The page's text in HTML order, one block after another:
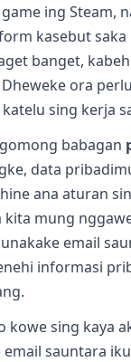
ing Steam,
kasebut
banget,
ora
sing kerja
babagan
data
ana aturan
kita mung
email
informasi
kowe sing kaya
sauntara